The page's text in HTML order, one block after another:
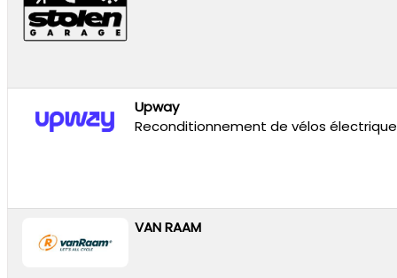
Upway
Reconditionnement de vélos
VAN RAAM